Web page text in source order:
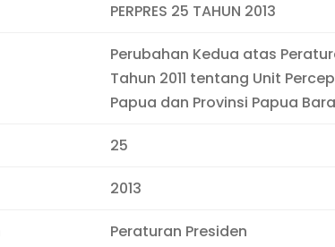
PERPRES 25 TAHUN 2013
Perubahan Kedua atas
Tahun 2011 tentang Unit
Papua dan Provinsi Papua
25
2013
Peraturan Presiden